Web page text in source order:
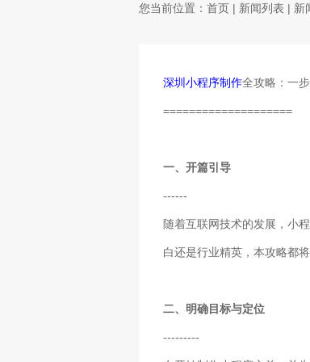
您当前位置： 首页 | 新闻列表 | 新
深圳小程序制作全攻略：一
====================
一、开篇引导
------
随着互联网技术的发展，小
白还是行业精英，本攻略都
二、明确目标与定位
---------